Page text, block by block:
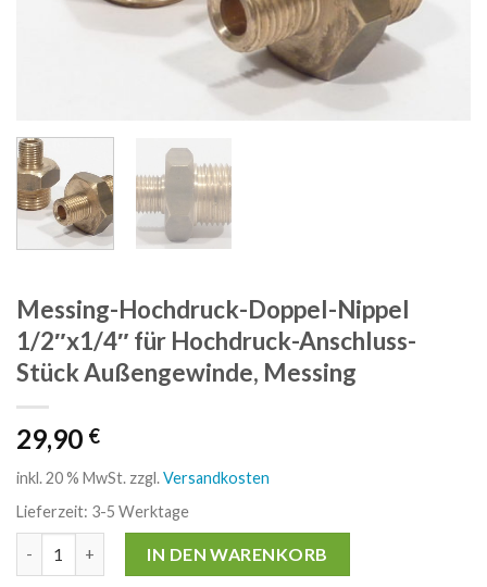
Messing-Hochdruck-Doppel-Nippel
1/2″x1/4″ für Hochdruck-Anschluss-
Stück Außengewinde, Messing
29,90 €
inkl. 20 % MwSt. zzgl.Versandkosten
Lieferzeit: 3-5 Werktage
IN DEN WARENKORB